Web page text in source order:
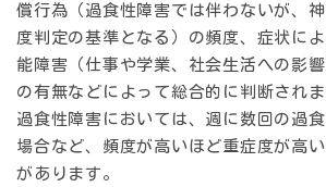
償行為（過食性障害では伴わないが、
度判定の基準となる）の頻度、症状に
能障害（仕事や学業、社会生活への影
の有無などによって総合的に判断されま
過食性障害においては、週に数回の過
場合など、頻度が高いほど重症度が高
があります。